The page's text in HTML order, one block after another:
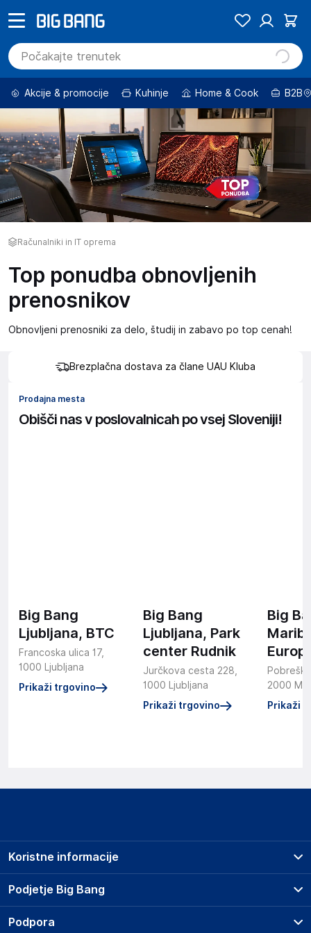
Akcije & promocije Kuhinje Home & Cook B2B
Računalniki in IT oprema
Top ponudba obnovljenih
prenosnikov
Obnovljeni prenosniki za delo, študij in zabavo po top cenah!
Brezplačna dostava za člane UAU Kluba
Prodajna mesta
Obišči nas v poslovalnicah po vsej Sloveniji!
Big Bang
Ljubljana, BTC
Francoska ulica 17,
1000 Ljubljana
Prikaži trgovino
Big Bang
Ljubljana, Park
center Rudnik
Jurčkova cesta 228,
1000 Ljubljana
Prikaži trgovino
Big
2000
Prikaži
Podjetje Big Bang
O podjetju
Koristne informacije
Prodajna mesta
Storitve
Podpora